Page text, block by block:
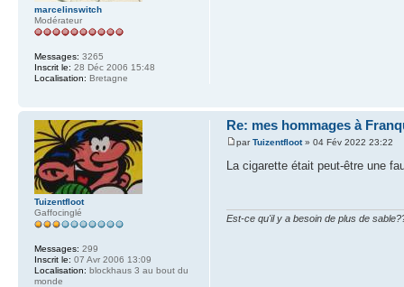
marcelinswitch
Modérateur
Messages: 3265
Inscrit le: 28 Déc 2006 15:48
Localisation: Bretagne
Re: mes hommages à
parTuizentfloot» 04 Fév 2022 23:22
La cigarette était peut-être une
Est-ce qu'il y a besoin de plus de
Tuizentfloot
Gaffocinglé
Messages: 299
Inscrit le: 07 Avr 2006 13:09
Localisation: blockhaus 3 au bout du
monde